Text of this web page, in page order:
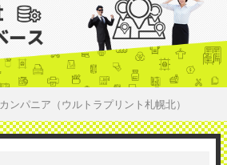
カンパニア（ウルトラプリント札幌北）